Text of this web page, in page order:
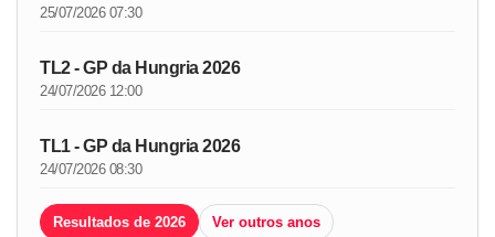
25/07/2026 07:30
TL2 - GP da Hungria 2026
24/07/2026 12:00
TL1 - GP da Hungria 2026
24/07/2026 08:30
Resultados de 2026 Ver outros anos